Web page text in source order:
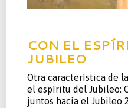
CON EL
JUBILEO
Otra característica de
el espíritu del Jubileo:
juntos hacia el Jubileo